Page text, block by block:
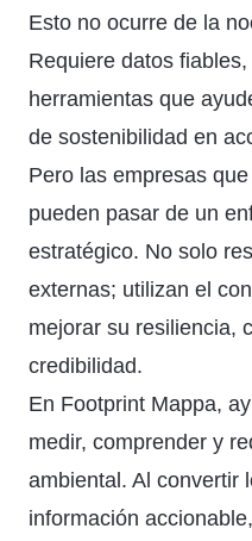
Esto no ocurre de la
Requiere datos
herramientas que
de sostenibilidad en
Pero las empresas
pueden pasar de un
estratégico. No solo
externas; utilizan el
mejorar su resiliencia,
credibilidad.
En Footprint Mappa,
medir, comprender y
ambiental. Al convertir
información